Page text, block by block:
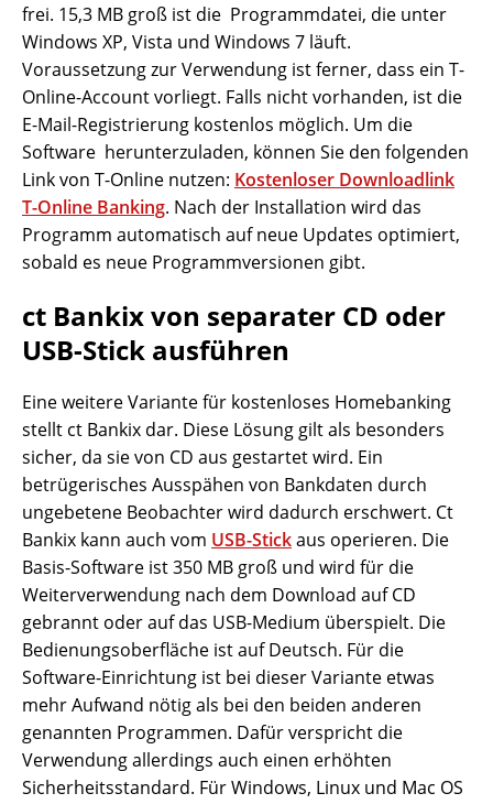
frei. 15,3 MB groß ist die Programmdatei, die unter
Windows XP, Vista und Windows 7 läuft.
Voraussetzung zur Verwendung ist ferner, dass ein T-
Online-Account vorliegt. Falls nicht vorhanden, ist die
E-Mail-Registrierung kostenlos möglich. Um die
Software herunterzuladen, können Sie den folgenden
Link von T-Online nutzen: Kostenloser Downloadlink
T-Online Banking. Nach der Installation wird das
Programm automatisch auf neue Updates optimiert,
sobald es neue Programmversionen gibt.
ct Bankix von separater CD oder
USB-Stick ausführen
Eine weitere Variante für kostenloses Homebanking
stellt ct Bankix dar. Diese Lösung gilt als besonders
sicher, da sie von CD aus gestartet wird. Ein
betrügerisches Ausspähen von Bankdaten durch
ungebetene Beobachter wird dadurch erschwert. Ct
Bankix kann auch vom USB-Stickaus operieren. Die
Basis-Software ist 350 MB groß und wird für die
Weiterverwendung nach dem Download auf CD
gebrannt oder auf das USB-Medium überspielt. Die
Bedienungsoberfläche ist auf Deutsch. Für die
Software-Einrichtung ist bei dieser Variante etwas
mehr Aufwand nötig als bei den beiden anderen
genannten Programmen. Dafür verspricht die
Verwendung allerdings auch einen erhöhten
Sicherheitsstandard. Für Windows, Linux und Mac OS